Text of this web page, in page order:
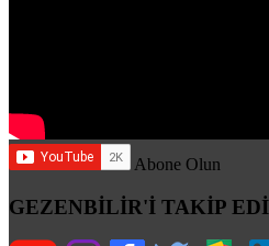
Abone Olun
GEZENBİLİR'İ TAKİP